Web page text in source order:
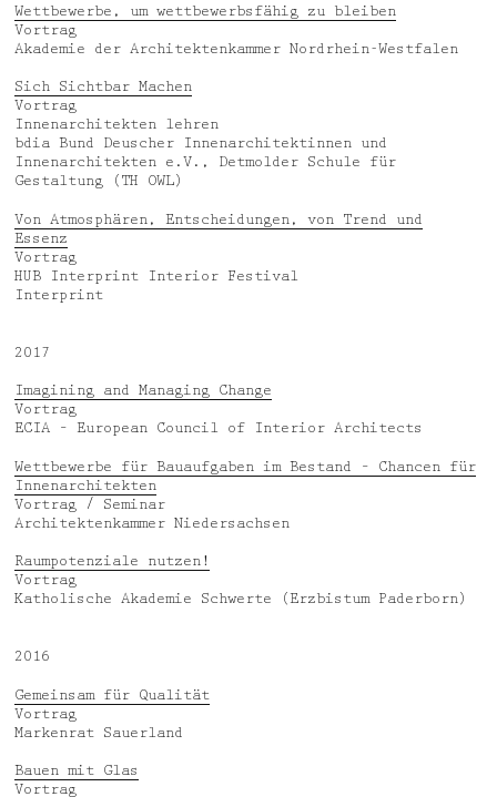
Wettbewerbe, um wettbewerbsfähig zu bleiben
Vortrag
Akademie der Architektenkammer Nordrhein-Westfalen
Sich Sichtbar Machen
Vortrag
Innenarchitekten lehren
bdia Bund Deuscher Innenarchitektinnen und
Innenarchitekten e.V., Detmolder Schule für
Gestaltung (TH OWL)
Von Atmosphären, Entscheidungen, von Trend und
Essenz
Vortrag
HUB Interprint Interior Festival
Interprint
2017
Imagining and Managing Change
Vortrag
ECIA – European Council of Interior Architects
Wettbewerbe für Bauaufgaben im Bestand – Chancen für
Innenarchitekten
Vortrag / Seminar
Architektenkammer Niedersachsen
Raumpotenziale nutzen!
Vortrag
Katholische Akademie Schwerte (Erzbistum Paderborn)
2016
Gemeinsam für Qualität
Vortrag
Markenrat Sauerland
Bauen mit Glas
Vortrag